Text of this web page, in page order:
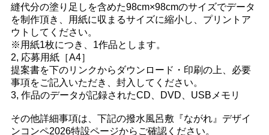
縫代分の塗り足しを含めた98cm×98cmのサイズでデータ
を制作頂き、用紙に収まるサイズに縮小し、プリントア
ウトしてください。
※用紙1枚につき、1作品とします。
2, 応募用紙［A4］
提案書を下のリンクからダウンロード・印刷の上、必要
事項をご記入いただき、封入してください。
3, 作品のデータが記録されたCD、DVD、USBメモリ
その他詳細事項は、下記の撥水風呂敷『ながれ』デザイ
ンコンペ2026特設ページからご確認ください。